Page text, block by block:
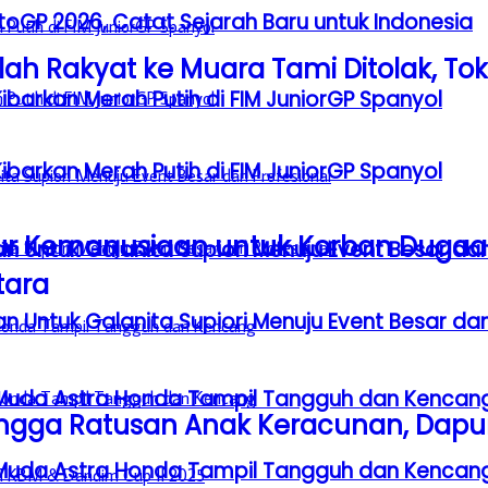
Merah Putih di FIM JuniorGP Spanyol
Untuk Galanita Supiori Menuju Event Besar
Astra Honda Tampil Tangguh dan
2026, Catat Sejarah Baru untuk Indonesia
Merah Putih di FIM JuniorGP Spanyol
Untuk Galanita Supiori Menuju Event Besar
Astra Honda Tampil Tangguh dan
Rakyat ke Muara Tami Ditolak,
Kemanusiaan untuk Korban
Ratusan Anak Keracunan,